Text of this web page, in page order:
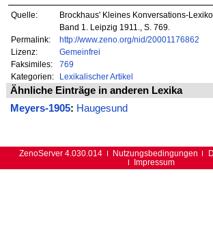
Quelle:
Brockhaus' Kleines Konversations-
Band 1. Leipzig 1911., S. 769.
Permalink:
http://www.zeno.org/nid/20001176862
Lizenz:
Gemeinfrei
Faksimiles:
769
Kategorien:
Lexikalischer Artikel
Ähnliche Einträge in anderen Lexika
Meyers-1905: Haugesund
ZenoServer 4.030.014 Nutzungsbedingungen
Impressum